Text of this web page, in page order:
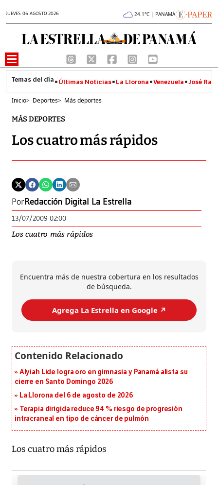
JUEVES 06 AGOSTO 2026 24.1°C | PANAMÁ
Últimas Noticias La Llorona Venezuela José
Inicio> Deportes> Más deportes
MÁS DEPORTES
Los cuatro más rápidos
PorRedacción Digital La Estrella
13/07/2009 02:00
Los cuatro más rápidos
Encuentra más de nuestra cobertura en los resultados
de búsqueda.
Agrega La Estrella en Google ↗️
Alyiah Lide logra oro en gimnasia y Panamá alista su
cierre en Santo Domingo 2026
La Llorona del 6 de agosto de 2026
Terapia dirigida reduce 94 % riesgo de progresión
intracraneal en tipo de cáncer de pulmón
Los cuatro más rápidos